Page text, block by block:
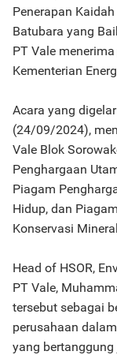
Penerapan
Batubara yang
PT Vale
Kementerian
Acara yang
(24/09/2024),
Vale Blok
Penghargaan
Piagam
Hidup, dan
Konservasi
Head of HSOR,
PT Vale,
tersebut sebagai
perusahaan
yang